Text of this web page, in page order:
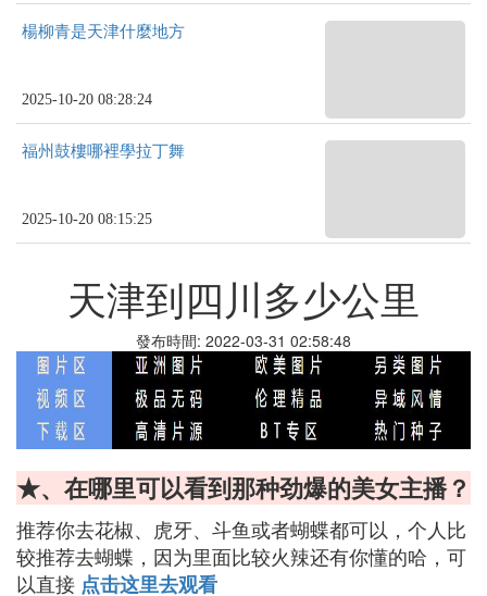
楊柳青是天津什麼地方
2025-10-20 08:28:24
福州鼓樓哪裡學拉丁舞
2025-10-20 08:15:25
天津到四川多少公里
發布時間: 2022-03-31 02:58:48
★、在哪里可以看到那种劲爆的美女主播？
推荐你去花椒、虎牙、斗鱼或者蝴蝶都可以，个人比
较推荐去蝴蝶，因为里面比较火辣还有你懂的哈，可
以直接 点击这里去观看